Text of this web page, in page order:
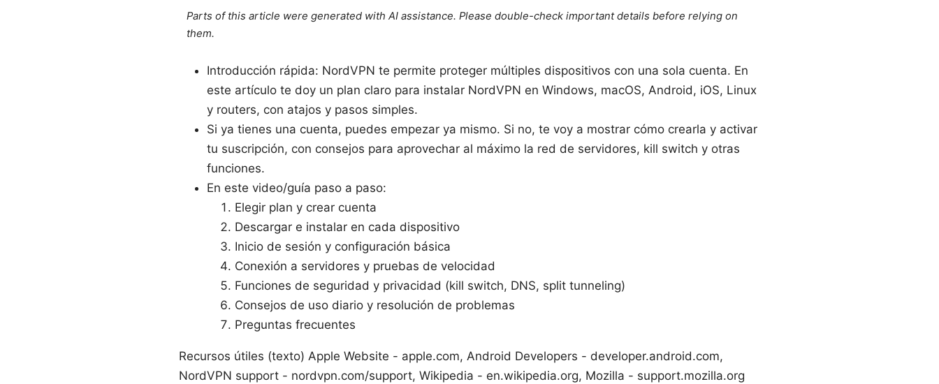
Parts of this article were generated with AI assistance. Please double-check important details before relying on
them.
Introducción rápida: NordVPN te permite proteger múltiples dispositivos con una sola cuenta. En
este artículo te doy un plan claro para instalar NordVPN en Windows, macOS, Android, iOS, Linux
y routers, con atajos y pasos simples.
Si ya tienes una cuenta, puedes empezar ya mismo. Si no, te voy a mostrar cómo crearla y activar
tu suscripción, con consejos para aprovechar al máximo la red de servidores, kill switch y otras
funciones.
En este video/guía paso a paso:
Elegir plan y crear cuenta
Descargar e instalar en cada dispositivo
Inicio de sesión y configuración básica
Conexión a servidores y pruebas de velocidad
Funciones de seguridad y privacidad (kill switch, DNS, split tunneling)
Consejos de uso diario y resolución de problemas
Preguntas frecuentes
Recursos útiles (texto) Apple Website - apple.com, Android Developers - developer.android.com,
NordVPN support - nordvpn.com/support, Wikipedia - en.wikipedia.org, Mozilla - support.mozilla.org